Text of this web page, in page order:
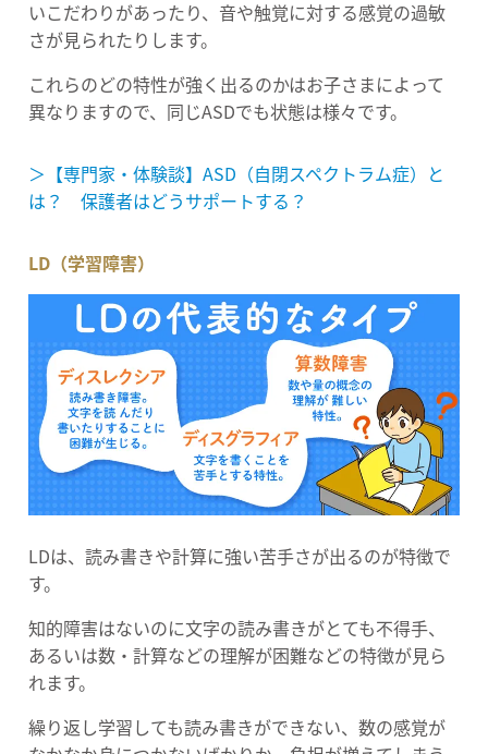
いこだわりがあったり、音や触覚に対する感覚の過敏
さが見られたりします。
これらのどの特性が強く出るのかはお子さまによって
異なりますので、同じASDでも状態は様々です。
＞【専門家・体験談】ASD（自閉スペクトラム症）と
は？ 保護者はどうサポートする？
LD（学習障害）
LDは、読み書きや計算に強い苦手さが出るのが特徴で
す。
知的障害はないのに文字の読み書きがとても不得手、
あるいは数・計算などの理解が困難などの特徴が見ら
れます。
繰り返し学習しても読み書きができない、数の感覚が